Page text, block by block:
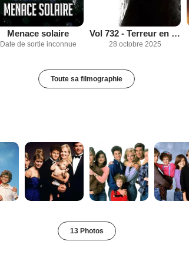
Menace solaire
Date de sortie inconnue
Vol 732 - Terreur en plein ciel
28 octobre 2025
Toute sa filmographie
13 Photos